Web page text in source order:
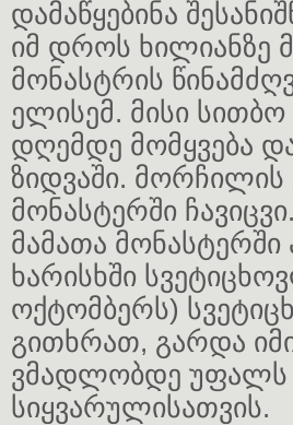
დამაწყებინა
იმ დროს ხილიანზე
მონასტრის
ელისემ. მისი
დღემდე მომყვება
ზიდვაში. მორჩილის
მონასტერში
მამათა მონასტერში
ხარისხში
ოქტომბერს)
გითხრათ, გარდა
ვმადლობდე უფალს
სიყვარულისათვის.